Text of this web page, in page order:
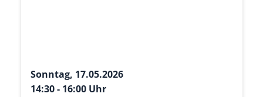
Sonntag, 17.05.2026
14:30 - 16:00 Uhr